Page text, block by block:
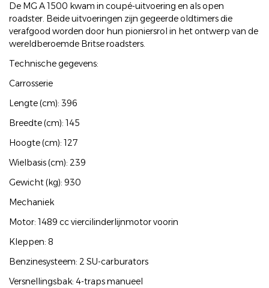
De MG A 1500 kwam in coupé-uitvoering en als open
roadster. Beide uitvoeringen zijn gegeerde oldtimers die
verafgood worden door hun pioniersrol in het ontwerp van de
wereldberoemde Britse roadsters.
Technische gegevens:
Carrosserie
Lengte (cm): 396
Breedte (cm): 145
Hoogte (cm): 127
Wielbasis (cm): 239
Gewicht (kg): 930
Mechaniek
Motor: 1489 cc viercilinderlijnmotor voorin
Kleppen: 8
Benzinesysteem: 2 SU-carburators
Versnellingsbak: 4-traps manueel